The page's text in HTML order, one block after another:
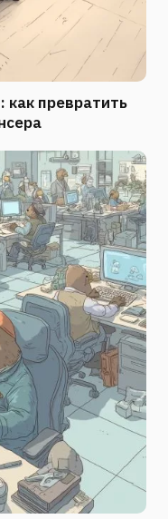
превратить